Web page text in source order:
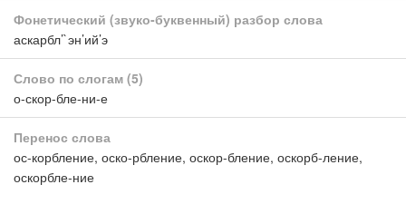
Фонетический (звуко-буквенный) разбор слова
аскарбл’`эн’ий’э
Слово по слогам (5)
о-скор-бле-ни-е
Перенос слова
ос-корбление, оско-рбление, оскор-бление, оскорб-ление,
оскорбле-ние